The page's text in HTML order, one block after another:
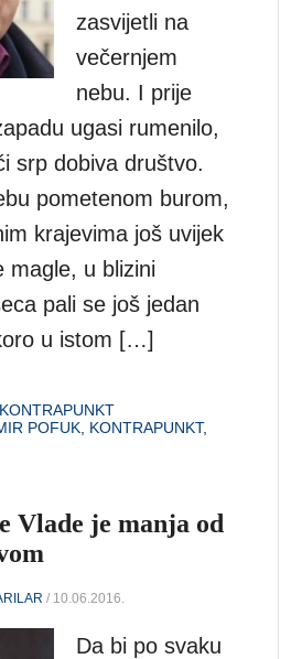
zasvijetli na
večernjem
nebu. I prije
ugasi rumenilo,
srp dobiva društvo.
pometenom burom,
krajevima još uvijek
magle, u blizini
pali se još jedan
u istom […]
KONTRAPUNKT
POFUK KONTRAPUNKT,
Vlade je manja od
/ 10.06.2016.
Da bi po svaku